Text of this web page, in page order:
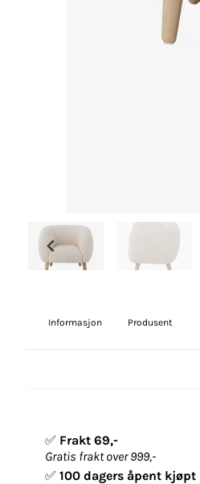
Informasjon Produsent
✅ Frakt 69,-
Gratis frakt over 999,-
✅ 100 dagers åpent kjøpt